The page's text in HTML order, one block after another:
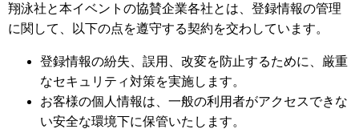
翔泳社と本イベントの協賛企業各社とは、登録情報の管理
に関して、以下の点を遵守する契約を交わしています。
登録情報の紛失、誤用、改変を防止するために、厳重
なセキュリティ対策を実施します。
お客様の個人情報は、一般の利用者がアクセスできな
い安全な環境下に保管いたします。